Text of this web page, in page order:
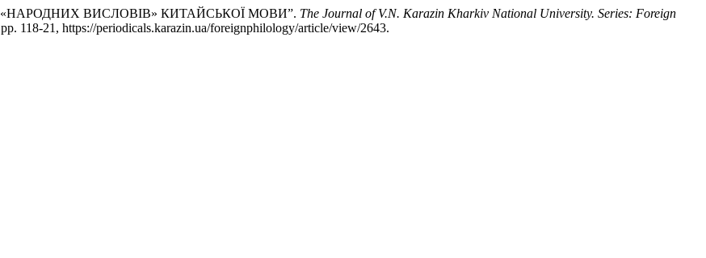
ВИСЛОВІВ» КИТАЙСЬКОЇ МОВИ”. The Journal of V.N. Karazin Kharkiv National University. Series: Foreign
118-21, https://periodicals.karazin.ua/foreignphilology/article/view/2643.